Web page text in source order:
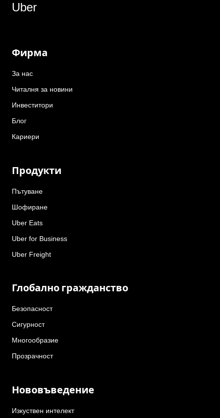
Uber
Фирма
За нас
Читалня за новини
Инвеститори
Блог
Кариери
Продукти
Пътуване
Шофиране
Uber Eats
Uber for Business
Uber Freight
Глобално гражданство
Безопасност
Сигурност
Многообразие
Прозрачност
Нововъведение
Изкуствен интелект